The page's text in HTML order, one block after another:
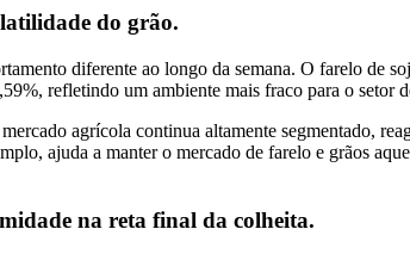
do grão.
diferente ao longo da semana. O farelo de
refletindo um ambiente mais fraco para o setor
agrícola continua altamente segmentado,
ajuda a manter o mercado de farelo e grãos
na reta final da colheita.